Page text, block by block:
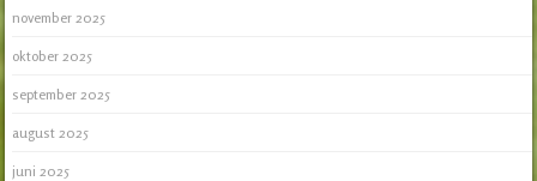
november 2025
oktober 2025
september 2025
august 2025
juni 2025